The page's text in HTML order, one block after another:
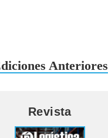
Anteriores
Revista